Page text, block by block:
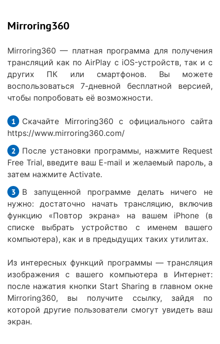
Mirroring360
Mirroring360 — платная программа для получения
трансляций как по AirPlay с iOS-устройств, так и с
других ПК или смартфонов. Вы можете
воспользоваться 7-дневной бесплатной версией,
чтобы попробовать её возможности.
Скачайте Mirroring360 с официального сайта
https://www.mirroring360.com/
После установки программы, нажмите Request
Free Trial, введите ваш E-mail и желаемый пароль, а
затем нажмите Activate.
В запущенной программе делать ничего не
нужно: достаточно начать трансляцию, включив
функцию «Повтор экрана» на вашем iPhone (в
списке выбрать устройство с именем вашего
компьютера), как и в предыдущих таких утилитах.
Из интересных функций программы — трансляция
изображения с вашего компьютера в Интернет:
после нажатия кнопки Start Sharing в главном окне
Mirroring360, вы получите ссылку, зайдя по
которой другие пользователи смогут увидеть ваш
экран.